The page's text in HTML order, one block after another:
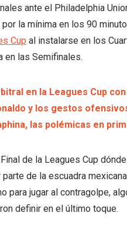
ante el Philadelphia
la mínima en los 90
Cup al instalarse en los
en las Semifinales.
en la Leagues Cup
y los gestos
las polémicas en
de la Leagues Cup
de la escuadra
para jugar al contragolpe,
definir en el último toque.